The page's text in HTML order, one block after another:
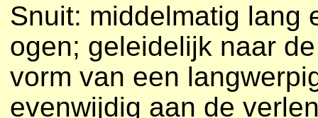
Snuit: middelmatig lang
ogen; geleidelijk naar
vorm van een
evenwijdig aan de